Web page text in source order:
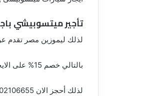
تأجير ميتسوبيشي
لذلك ليموزين مصر تقدم
بالتالي خصم 15% على الايجار الاسبوعي و 20% على الايجار الشهري .
لذلك أحجز الان 01102106655و استمتع بعروض هائلية على اكثر من 30سيارة .